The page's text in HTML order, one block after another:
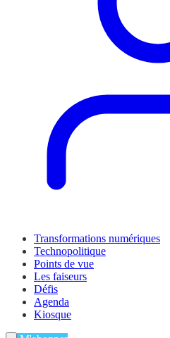
Transformations numériques
Technopolitique
Points de vue
Les faiseurs
Défis
Agenda
Kiosque